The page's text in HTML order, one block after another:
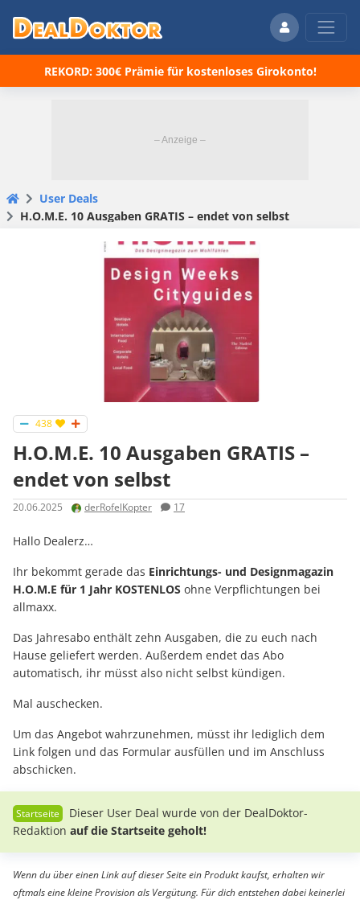
REKORD: 300€ Prämie für kostenloses Girokonto!
User Deals
H.O.M.E. 10 Ausgaben GRATIS – endet von selbst
438
H.O.M.E. 10 Ausgaben GRATIS –
endet von selbst
20.06.2025 derRofelKopter 17
Hallo Dealerz…
Ihr bekommt gerade das Einrichtungs- und Designmagazin
H.O.M.E für 1 Jahr KOSTENLOS ohne Verpflichtungen bei
allmaxx.
Das Jahresabo enthält zehn Ausgaben, die zu euch nach
Hause geliefert werden. Außerdem endet das Abo
automatisch, ihr müsst also nicht selbst kündigen.
Mal auschecken.
Um das Angebot wahrzunehmen, müsst ihr lediglich dem
Link folgen und das Formular ausfüllen und im Anschluss
abschicken.
Dieser User Deal wurde von der DealDoktor-
Redaktion auf die Startseite geholt!
Wenn du über einen Link auf dieser Seite ein Produkt kaufst, erhalten wir
oftmals eine kleine Provision als Vergütung. Für dich entstehen dabei keinerlei